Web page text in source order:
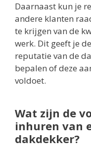
Daarnaast kun je
andere klanten
te krijgen van de
werk. Dit geeft je
reputatie van de
bepalen of deze
voldoet.
Wat zijn de
inhuren van
dakdekker?